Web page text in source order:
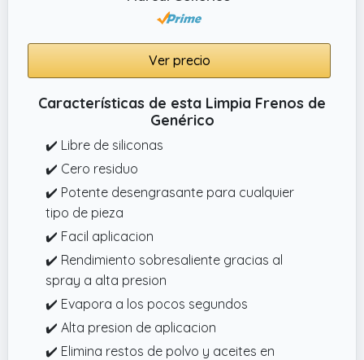
Ver precio
Características de esta Limpia Frenos de
Genérico
✔️ Libre de siliconas
✔️ Cero residuo
✔️ Potente desengrasante para cualquier
tipo de pieza
✔️ Facil aplicacion
✔️ Rendimiento sobresaliente gracias al
spray a alta presion
✔️ Evapora a los pocos segundos
✔️ Alta presion de aplicacion
✔️ Elimina restos de polvo y aceites en